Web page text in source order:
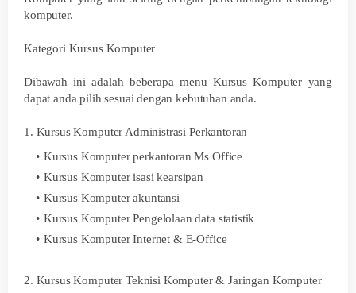
komputer.
Kategori Kursus Komputer
Dibawah ini adalah beberapa menu Kursus Komputer yang
dapat anda pilih sesuai dengan kebutuhan anda.
1. Kursus Komputer Administrasi Perkantoran
Kursus Komputer perkantoran Ms Office
Kursus Komputer isasi kearsipan
Kursus Komputer akuntansi
Kursus Komputer Pengelolaan data statistik
Kursus Komputer Internet & E-Office
2. Kursus Komputer Teknisi Komputer & Jaringan Komputer